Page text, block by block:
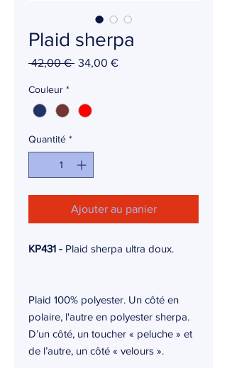
Plaid sherpa
42,00 € Prix
34,00 €Prix
Couleur *
Quantité *
Ajouter au panier
KP431 - Plaid sherpa ultra doux.
Plaid 100% polyester. Un côté en
polaire, l'autre en polyester sherpa.
D’un côté, un toucher « peluche » et
de l’autre, un côté « velours ».